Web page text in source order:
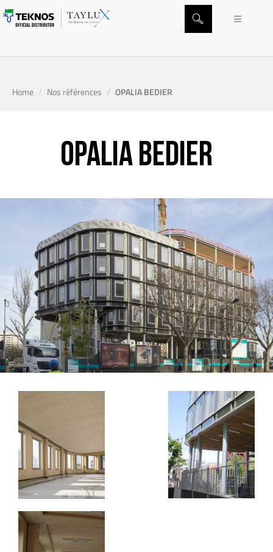
06 08 95 87 55
Home Nos références OPALIA BEDIER
OPALIA BEDIER